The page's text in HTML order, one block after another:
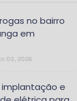
no bairro
em
03, 2026
implantação e